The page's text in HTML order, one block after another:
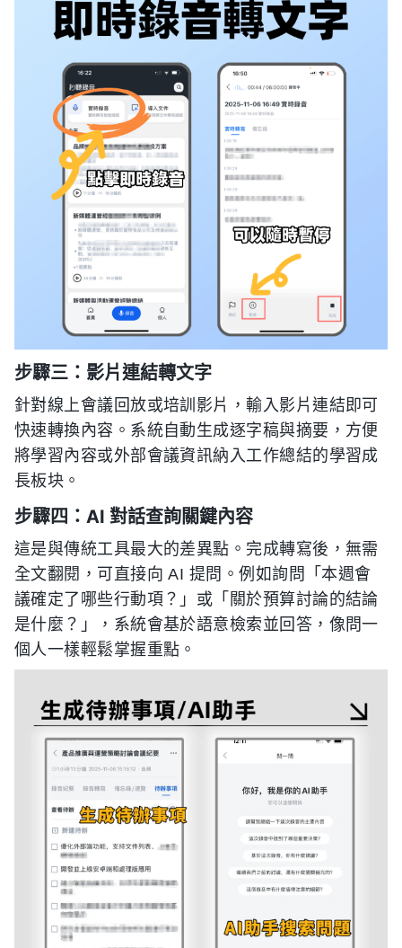
步驟三：影片連結轉文字
針對線上會議回放或培訓影片，輸入影片連結即可
快速轉換內容。系統自動生成逐字稿與摘要，方便
將學習內容或外部會議資訊納入工作總結的學習成
長板块。
步驟四：AI 對話查詢關鍵內容
這是與傳統工具最大的差異點。完成轉寫後，無需
全文翻閱，可直接向 AI 提問。例如詢問「本週會
議確定了哪些行動項？」或「關於預算討論的結論
是什麼？」，系統會基於語意檢索並回答，像問一
個人一樣輕鬆掌握重點。